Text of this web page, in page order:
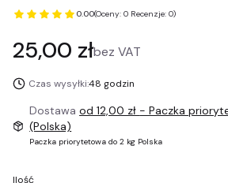
0.00(Oceny: 0 Recenzje: 0)
Cena
25,00 złbez VAT
Czas wysyłki:48 godzin
Dostawaod 12,00 zł - Paczka
(Polska)
Paczka priorytetowa do 2 kg Polska
Ilość